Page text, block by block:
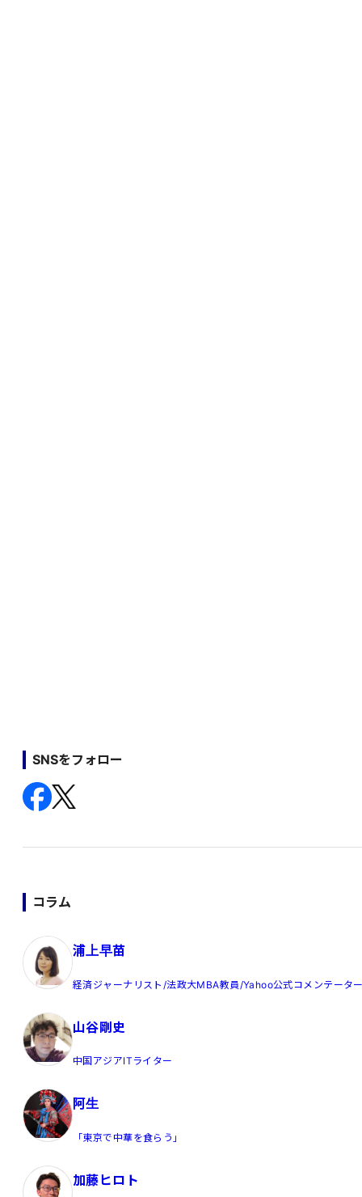
SNSをフォロー
コラム
浦上早苗
経済ジャーナリスト/法政大MBA教員/Yahoo公式コメンテータ
山谷剛史
中国アジアITライター
阿生
「東京で中華を食らう」
加藤ヒロト